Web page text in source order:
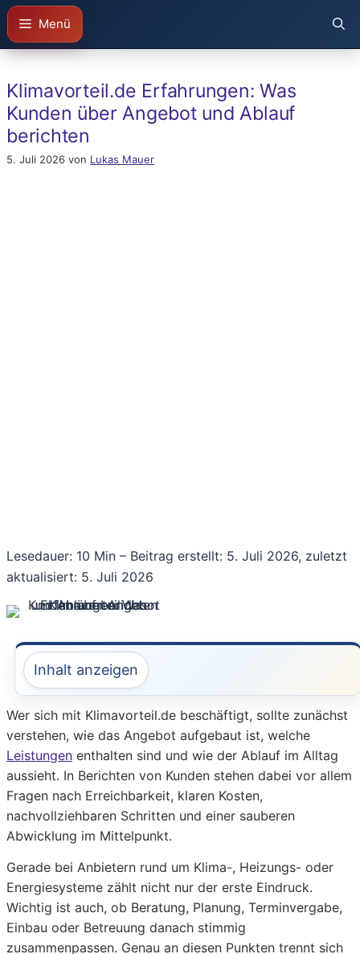
Zum
Inhalt
springen
Menü
Klimavorteil.de Erfahrungen: Was
Kunden über Angebot und Ablauf
berichten
5. Juli 2026 von Lukas Mauer
Lesedauer: 10 Min – Beitrag erstellt: 5. Juli 2026, zuletzt
aktualisiert: 5. Juli 2026
Inhalt anzeigen
Wer sich mit Klimavorteil.de beschäftigt, sollte zunächst
verstehen, wie das Angebot aufgebaut ist, welche
Leistungen enthalten sind und wie der Ablauf im Alltag
aussieht. In Berichten von Kunden stehen dabei vor allem
Fragen nach Erreichbarkeit, klaren Kosten,
nachvollziehbaren Schritten und einer sauberen
Abwicklung im Mittelpunkt.
Gerade bei Anbietern rund um Klima-, Heizungs- oder
Energiesysteme zählt nicht nur der erste Eindruck.
Wichtig ist auch, ob Beratung, Planung, Terminvergabe,
Einbau oder Betreuung danach stimmig
zusammenpassen. Genau an diesen Punkten trennt sich